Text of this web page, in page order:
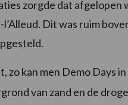
zorgde dat afgelopen
Dit was ruim
zo kan men Demo Days
van zand en de